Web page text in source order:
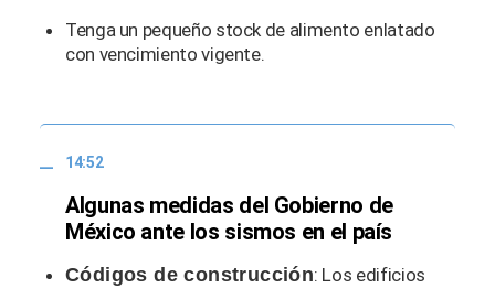
Tenga un pequeño stock de alimento enlatado
con vencimiento vigente.
14:52
Algunas medidas del Gobierno de
México ante los sismos en el país
Códigos de construcción: Los edificios